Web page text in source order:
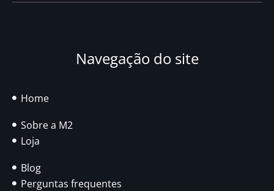
Navegação do site
Home
Sobre a M2
Loja
Blog
Perguntas frequentes